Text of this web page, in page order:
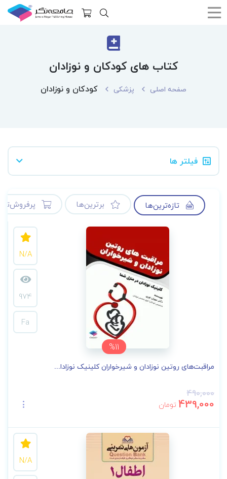
کتاب های کودکان و نوزادان
صفحه اصلی پزشکی کودکان و نوزادان
فیلتر ها
تازه‌ترین‌ها برترین‌ها
%11
N/A
974
Fa
مراقبت‌های روتین نوزادان و شیرخواران کلینیک نوزادا...
490,000
439,000 تومان
N/A